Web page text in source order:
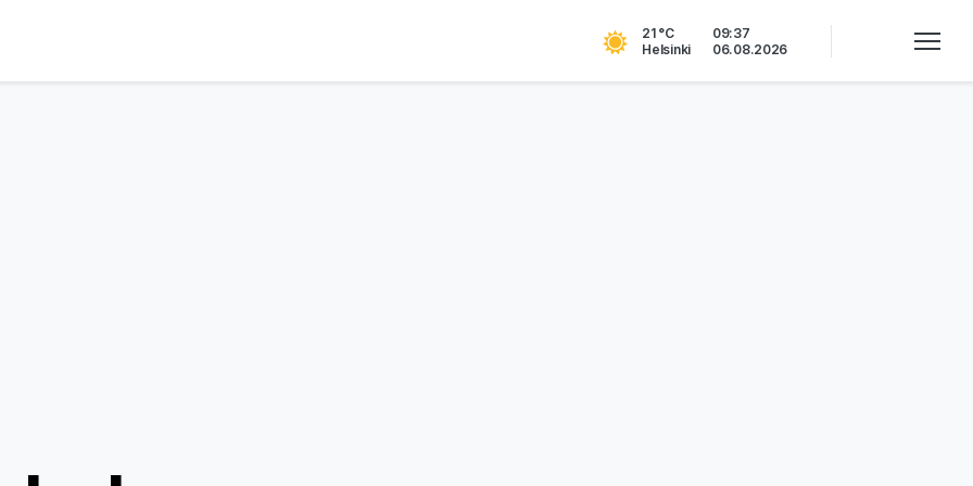
21 °C
Helsinki
09:37
06.08.2026